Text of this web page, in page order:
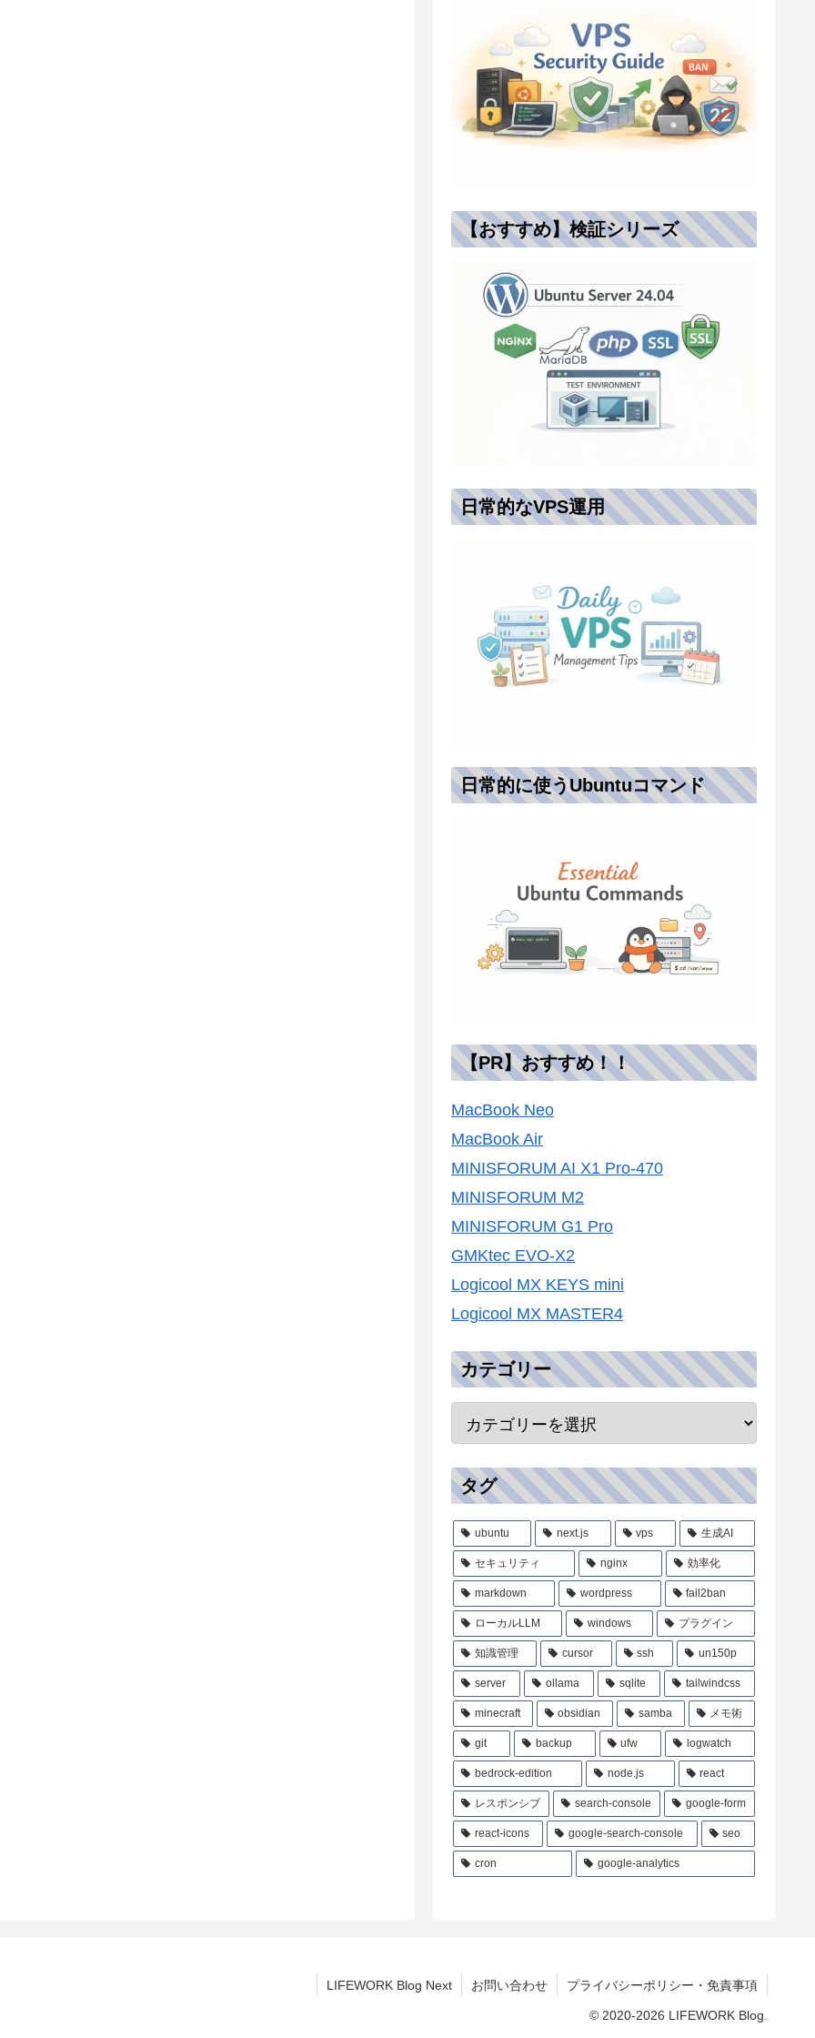
【おすすめ】検証シリーズ
日常的なVPS運用
日常的に使うUbuntuコマンド
【PR】おすすめ！！
MacBook Neo
MacBook Air
MINISFORUM AI X1 Pro-470
MINISFORUM M2
MINISFORUM G1 Pro
GMKtec EVO-X2
Logicool MX KEYS mini
Logicool MX MASTER4
カテゴリー
タグ
ubuntu next.js vps 生成AI
セキュリティ nginx 効率化
markdown wordpress fail2ban
ローカルLLM windows プラグイン
知識管理 cursor ssh un150p
server ollama sqlite tailwindcss
minecraft obsidian samba メモ術
git backup ufw logwatch
bedrock-edition node.js react
レスポンシブ search-console google-form
react-icons google-search-console seo
cron google-analytics
LIFEWORK Blog Next お問い合わせ プライバシーポリシー・免責事項
© 2020-2026 LIFEWORK Blog.